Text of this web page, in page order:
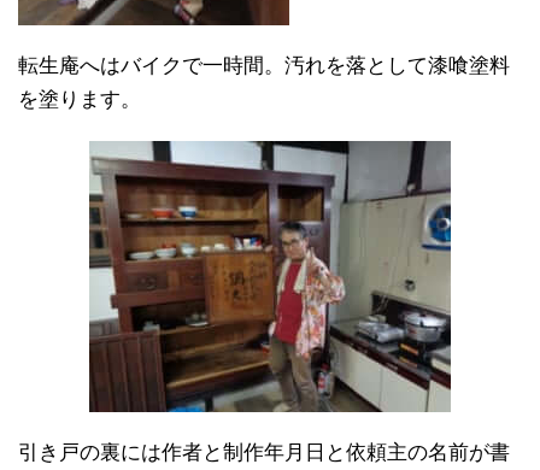
転生庵へはバイクで一時間。汚れを落として漆喰塗料
を塗ります。
引き戸の裏には作者と制作年月日と依頼主の名前が書